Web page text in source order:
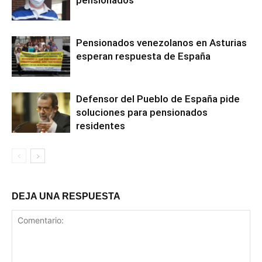
Pensionados venezolanos en Asturias
esperan respuesta de España
Defensor del Pueblo de España pide
soluciones para pensionados
residentes
DEJA UNA RESPUESTA